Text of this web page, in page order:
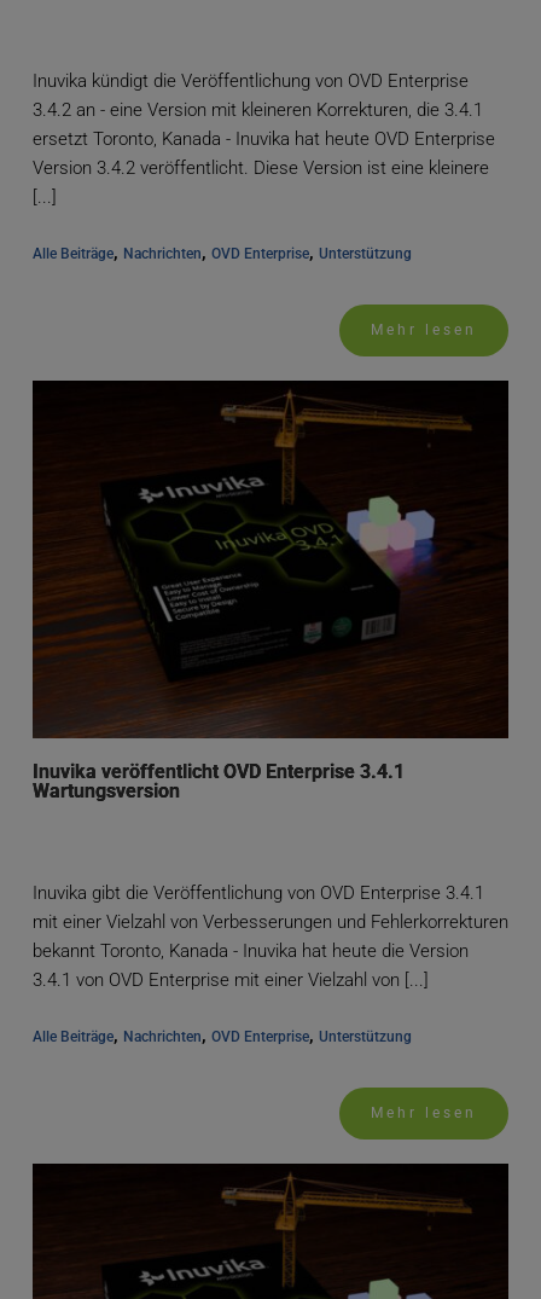
Inuvika kündigt die Veröffentlichung von OVD Enterprise
3.4.2 an - eine Version mit kleineren Korrekturen, die 3.4.1
ersetzt Toronto, Kanada - Inuvika hat heute OVD Enterprise
Version 3.4.2 veröffentlicht. Diese Version ist eine kleinere
[...]
Alle Beiträge, Nachrichten, OVD Enterprise, Unterstützung
Mehr lesen
Inuvika veröffentlicht OVD Enterprise 3.4.1
Wartungsversion
Inuvika gibt die Veröffentlichung von OVD Enterprise 3.4.1
mit einer Vielzahl von Verbesserungen und Fehlerkorrekturen
bekannt Toronto, Kanada - Inuvika hat heute die Version
3.4.1 von OVD Enterprise mit einer Vielzahl von [...]
Alle Beiträge, Nachrichten, OVD Enterprise, Unterstützung
Mehr lesen